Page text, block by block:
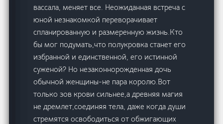
вассала, меняет все. Неожиданная встреча с
юной незнакомкой переворачивает
спланированную и размеренную жизнь.Кто
бы мог подумать,что полукровка станет его
избранной и единственной, его истинной
суженой? Но незаконнорожденная дочь
обычной женщины-не пара королю.Вот
только зов крови сильнее,а древняя магия
не дремлет,соединяя тела, даже когда души
стремятся освободиться от обжигающих